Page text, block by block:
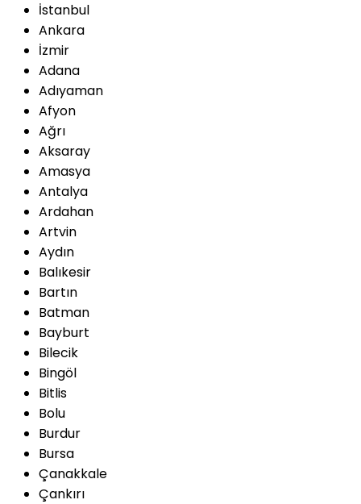
İstanbul
Ankara
İzmir
Adana
Adıyaman
Afyon
Ağrı
Aksaray
Amasya
Antalya
Ardahan
Artvin
Aydın
Balıkesir
Bartın
Batman
Bayburt
Bilecik
Bingöl
Bitlis
Bolu
Burdur
Bursa
Çanakkale
Çankırı